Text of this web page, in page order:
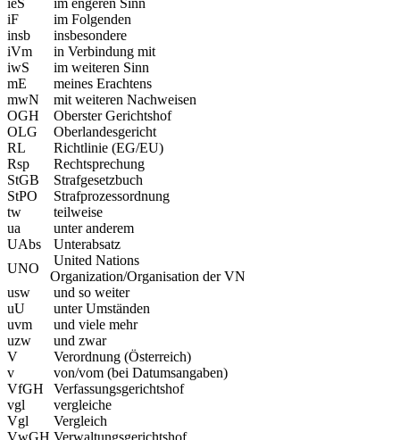
ieS
im engeren Sinn
iF
im Folgenden
insb
insbesondere
iVm
in Verbindung mit
iwS
im weiteren Sinn
mE
meines Erachtens
mwN
mit weiteren Nachweisen
OGH
Oberster Gerichtshof
OLG
Oberlandesgericht
RL
Richtlinie (EG/EU)
Rsp
Rechtsprechung
StGB
Strafgesetzbuch
StPO
Strafprozessordnung
tw
teilweise
ua
unter anderem
UAbs
Unterabsatz
UNO
United Nations
Organization/Organisation der VN
usw
und so weiter
uU
unter Umständen
uvm
und viele mehr
uzw
und zwar
V
Verordnung (Österreich)
v
von/vom (bei Datumsangaben)
VfGH
Verfassungsgerichtshof
vgl
vergleiche
Vgl
Vergleich